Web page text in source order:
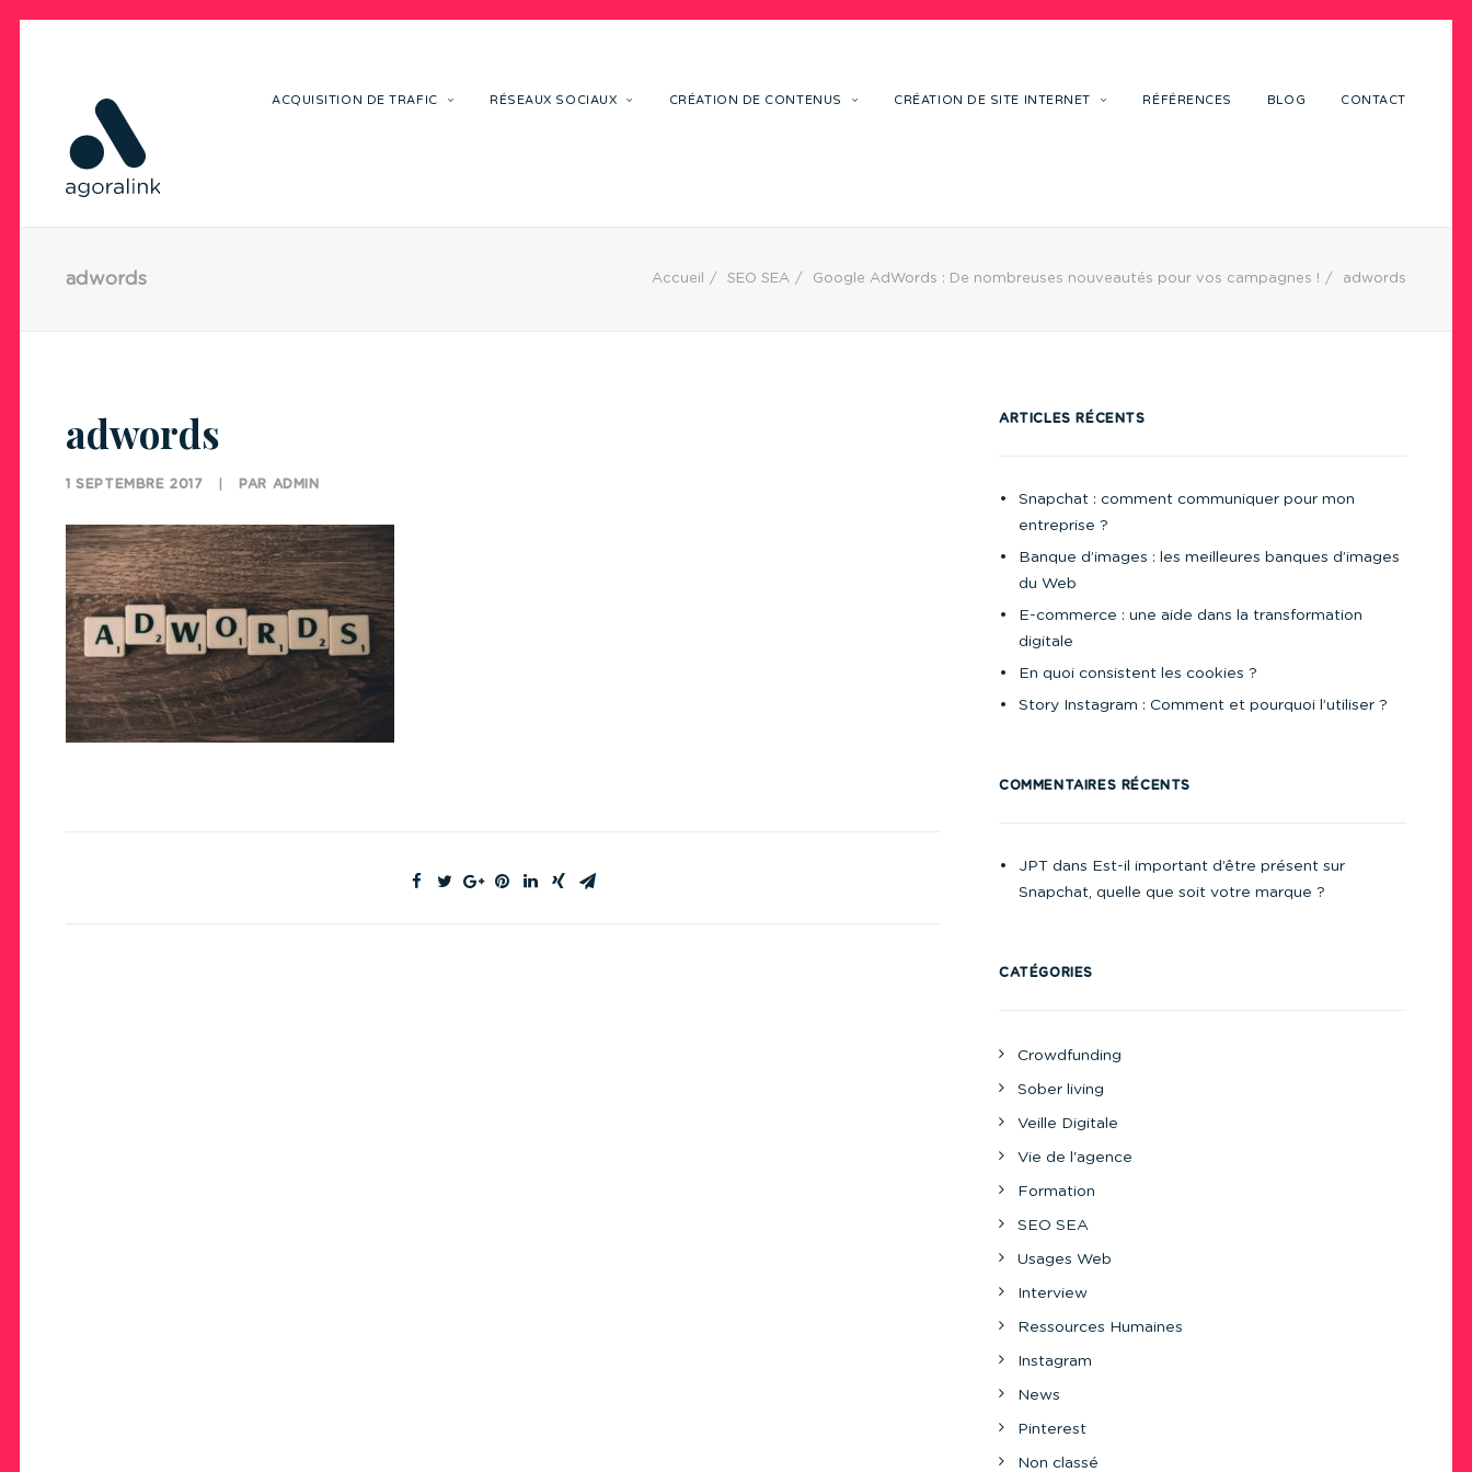
ACQUISITION DE TRAFIC RÉSEAUX SOCIAUX CRÉATION DE CONTENUS CRÉATION DE SITE INTERNET RÉFÉRENCES BLOG CONTACT
adwords Accueil SEO SEA Google AdWords : De nombreuses nouveautés pour vos campagnes ! adwords
adwords
1 SEPTEMBRE 2017 PAR ADMIN
ARTICLES RÉCENTS
Snapchat : comment communiquer pour mon
entreprise ?
Banque d’images : les meilleures banques d’images
du Web
E-commerce : une aide dans la transformation
digitale
En quoi consistent les cookies ?
Story Instagram : Comment et pourquoi l’utiliser ?
COMMENTAIRES RÉCENTS
JPT dans Est-il important d’être présent sur
Snapchat, quelle que soit votre marque ?
CATÉGORIES
Crowdfunding
Sober living
Veille Digitale
Vie de l'agence
Formation
SEO SEA
Usages Web
Interview
Ressources Humaines
Instagram
News
Pinterest
Non classé